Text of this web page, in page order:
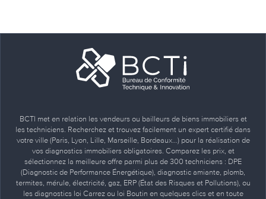
BCTI met en relation les vendeurs ou bailleurs de biens immobiliers et
les techniciens. Recherchez et trouvez facilement un expert certifié dans
votre ville (Paris, Lyon, Lille, Marseille, Bordeaux…) pour la réalisation de
vos diagnostics immobiliers obligatoires. Comparez les prix, et
sélectionnez la meilleure offre parmi plus de 300 techniciens : DPE
(Diagnostic de Performance Énergétique), diagnostic amiante, plomb,
termites, mérule, électricité, gaz, ERP (État des Risques et Pollutions), ou
les diagnostics loi Carrez ou loi Boutin en quelques clics et en toute